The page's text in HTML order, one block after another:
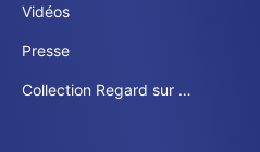
Vidéos
Presse
Collection Regard sur …